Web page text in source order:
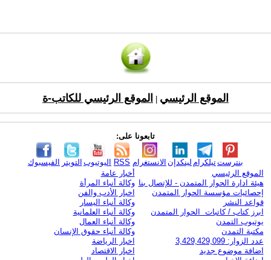
الموقع الرئيسي الموقع الرئيسي للكاتب-ة
تابعونا على:
الفيسبوك التويتر اليوتيوب RSS الانستغرام لينكدإن تيلكرامبنترست
الموقع الرئيسي
هيئة ادارة الحوار المتمدن - للإتصال بنا
إحصائيات مؤسسة الحوار المتمدن
قواعد النشر
ابرز كتاب / كاتبات الحوار المتمدن
يوتيوب التمدن
مكتبة التمدن
عدد الزوار: 3,429,429,099
اضافة موضوع جديد
أخبار عامة
وكالة أنباء المرأة
اخبار الأدب والفن
وكالة أنباء اليسار
وكالة أنباء العلمانية
وكالة أنباء العمال
وكالة أنباء حقوق الإنسان
اخبار الرياضة
اخبار الاقتصاد